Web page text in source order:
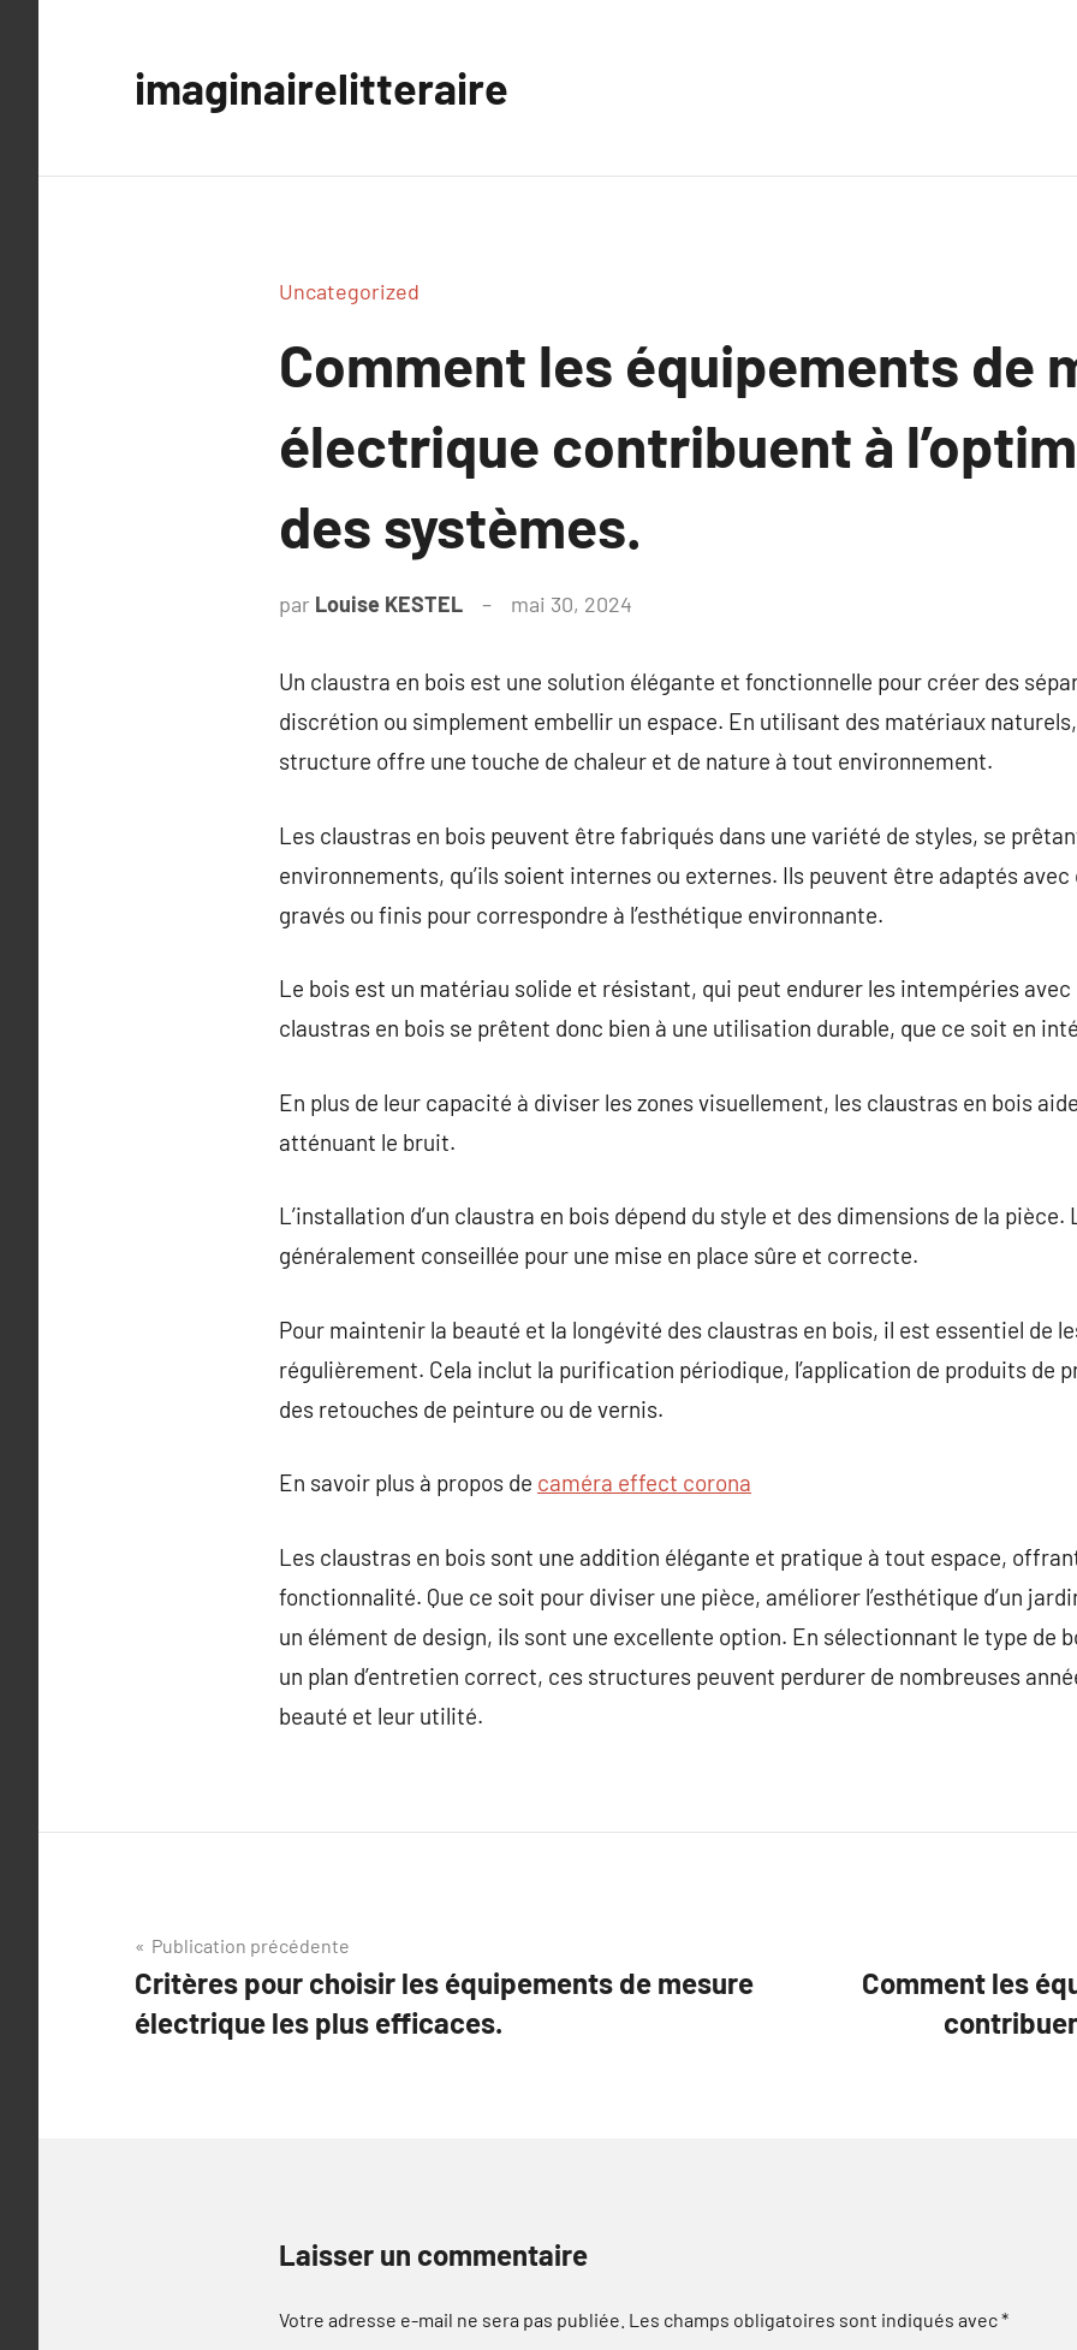
imaginairelitteraire
Uncategorized
Comment les équipements de
électrique contribuent à
des systèmes.
par Louise KESTEL mai 30, 2024
Un claustra en bois est une solution élégante et fonctionnelle pour créer des
discrétion ou simplement embellir un espace. En utilisant des matériaux
structure offre une touche de chaleur et de nature à tout environnement.
Les claustras en bois peuvent être fabriqués dans une variété de styles, se
environnements, qu’ils soient internes ou externes. Ils peuvent être adaptés avec
gravés ou finis pour correspondre à l’esthétique environnante.
Le bois est un matériau solide et résistant, qui peut endurer les intempéries avec
claustras en bois se prêtent donc bien à une utilisation durable, que ce soit en
En plus de leur capacité à diviser les zones visuellement, les claustras en bois
atténuant le bruit.
L’installation d’un claustra en bois dépend du style et des dimensions de la pièce.
généralement conseillée pour une mise en place sûre et correcte.
Pour maintenir la beauté et la longévité des claustras en bois, il est essentiel de
régulièrement. Cela inclut la purification périodique, l’application de produits de
des retouches de peinture ou de vernis.
En savoir plus à propos de caméra effect corona
Les claustras en bois sont une addition élégante et pratique à tout espace,
fonctionnalité. Que ce soit pour diviser une pièce, améliorer l’esthétique d’un
un élément de design, ils sont une excellente option. En sélectionnant le type de
un plan d’entretien correct, ces structures peuvent perdurer de nombreuses
beauté et leur utilité.
Navigation
de
l’article
Publication précédente
Critères pour choisir les équipements de mesure
électrique les plus efficaces.
Comment les
Laisser un commentaire
Votre adresse e-mail ne sera pas publiée. Les champs obligatoires sont indiqués avec*